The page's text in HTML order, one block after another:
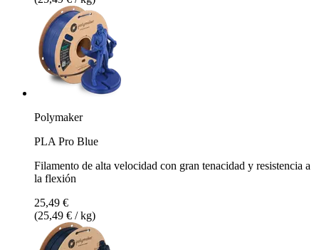
Polymaker
PLA Pro Blue
Filamento de alta velocidad con gran tenacidad y resistencia a
la flexión
25,49 €
(25,49 € / kg)